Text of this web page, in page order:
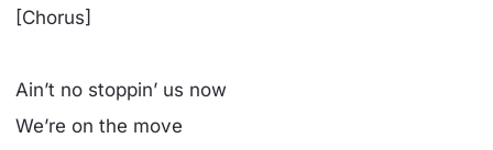
[Chorus]
Ain’t no stoppin’ us now
We’re on the move